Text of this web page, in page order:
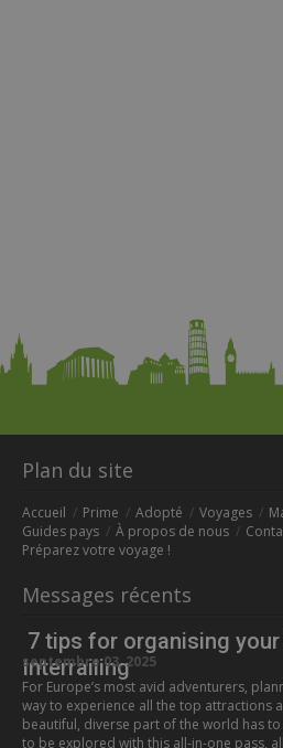
Plan du site
Accueil Prime Adopté Voyages
Guides pays
À propos de nous
Préparez votre voyage !
Messages récents
7 tips for organising
Interrailing
septembre 03, 2025
For Europe’s most avid adventurers,
way to experience all the top attractions
beautiful, diverse part of the world has
to be explored with this all-in-one pass,